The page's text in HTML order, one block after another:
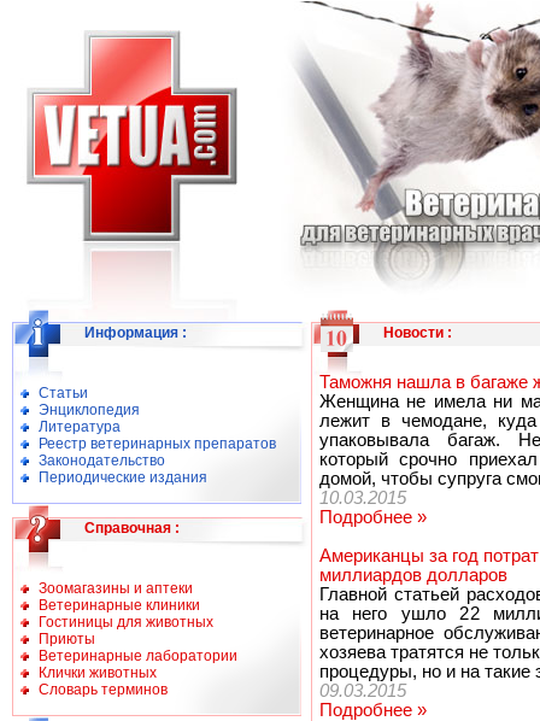
Информация :
Статьи
Энциклопедия
Литература
Реестр ветеринарных препаратов
Законодательство
Периодические издания
Справочная :
Зоомагазины и аптеки
Ветеринарные клиники
Гостиницы для животных
Приюты
Ветеринарные лаборатории
Клички животных
Словарь терминов
Новости:
Таможня нашла в багаже
Женщина не имела ни
лежит в чемодане,
упаковывала багаж.
который срочно
домой, чтобы супруга
10.03.2015
Подробнее »
Американцы за год
миллиардов долларов
Главной статьей
на него ушло 22
ветеринарное
хозяева тратятся не
процедуры, но и на такие
09.03.2015
Подробнее »